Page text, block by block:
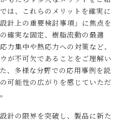
は、これらのメリットを確実に
計上の重要検討事項」に焦点を
確実な固定、樹脂流動の最適
力集中や熱応力への対策など、
が不可欠であることをご理解い
、多様な分野での応用事例を読
可能性の広がりを感じていただ
計の限界を突破し、製品に新た